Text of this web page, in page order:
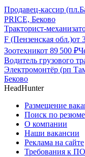
Продавец-кассир
PRICE, Беково
Тракторист-
F (Пензенская обл.)от
Зоотехникот 89 500 ₽
Водитель грузового
Электромонтёр (рп
Беково
HeadHunter
Размещение
Поиск по резюме
О компании
Наши вакансии
Реклама на сайте
Требования к ПО